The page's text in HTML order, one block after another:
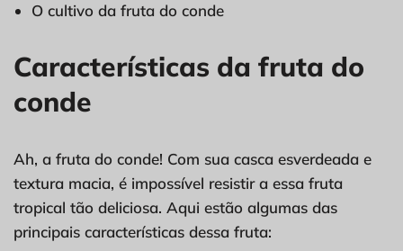
O cultivo da fruta do conde
Características da fruta do
conde
Ah, a fruta do conde! Com sua casca esverdeada e
textura macia, é impossível resistir a essa fruta
tropical tão deliciosa. Aqui estão algumas das
principais características dessa fruta: